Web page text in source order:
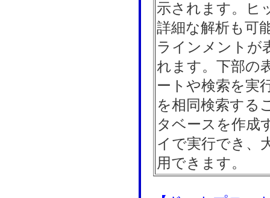
示されます。ヒ
詳細な解析も可
ラインメントが
れます。下部の
ートや検索を実
を相同検索する
タベースを作成
イで実行でき、
用できます。